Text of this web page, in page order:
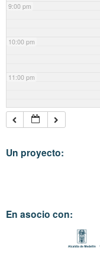
9:00 pm
10:00 pm
11:00 pm
Un proyecto:
En asocio con: